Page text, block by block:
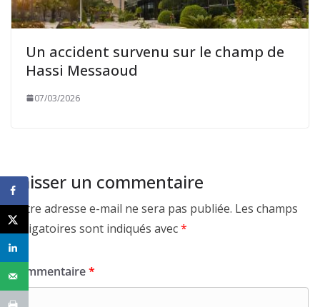
Un accident survenu sur le champ de
Hassi Messaoud
07/03/2026
Laisser un commentaire
Votre adresse e-mail ne sera pas publiée. Les champs
obligatoires sont indiqués avec*
Commentaire*